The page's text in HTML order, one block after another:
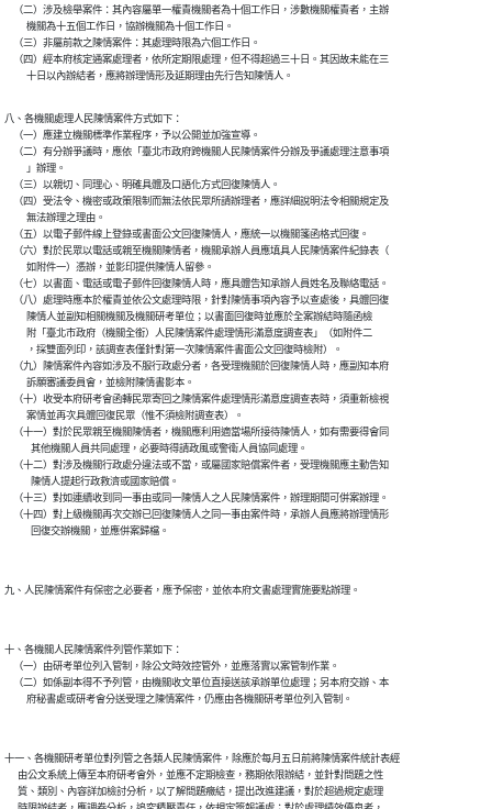
    （二）涉及檢舉案件：其內容屬單一權責機關者為十個工作日，涉數機關權責者，主辦
          機關為十五個工作日，協辦機關為十個工作日。
    （三）非屬前款之陳情案件：其處理時限為六個工作日。
    （四）經本府核定通案處理者，依所定期限處理，但不得超過三十日。其因故未能在三
八、各機關處理人民陳情案件方式如下：
    （一）應建立機關標準作業程序，予以公開並加強宣導。
    （二）有分辦爭議時，應依「臺北市政府跨機關人民陳情案件分辦及爭議處理注意事項
          」辦理。
    （三）以親切、同理心、明確具體及口語化方式回復陳情人。
    （四）受法令、機密或政策限制而無法依民眾所請辦理者，應詳細說明法令相關規定及
          無法辦理之理由。
    （五）以電子郵件線上登錄或書面公文回復陳情人，應統一以機關箋函格式回復。
    （六）對於民眾以電話或親至機關陳情者，機關承辦人員應填具人民陳情案件紀錄表（
          如附件一）憑辦，並影印提供陳情人留參。
    （七）以書面、電話或電子郵件回復陳情人時，應具體告知承辦人員姓名及聯絡電話。
    （八）處理時應本於權責並依公文處理時限，針對陳情事項內容予以查處後，具體回復
          陳情人並副知相關機關及機關研考單位；以書面回復時並應於全案辦結時隨函檢
          附「臺北市政府（機關全銜）人民陳情案件處理情形滿意度調查表」（如附件二
          ，採雙面列印，該調查表僅針對第一次陳情案件書面公文回復時檢附）。
    （九）陳情案件內容如涉及不服行政處分者，各受理機關於回復陳情人時，應副知本府
          訴願審議委員會，並檢附陳情書影本。
    （十）收受本府研考會函轉民眾寄回之陳情案件處理情形滿意度調查表時，須重新檢視
          案情並再次具體回復民眾（惟不須檢附調查表）。
    （十一）對於民眾親至機關陳情者，機關應利用適當場所接待陳情人，如有需要得會同
            其他機關人員共同處理，必要時得請政風或警衛人員協同處理。
    （十二）對涉及機關行政處分違法或不當，或屬國家賠償案件者，受理機關應主動告知
            陳情人提起行政救濟或國家賠償。
    （十三）對如連續收到同一事由或同一陳情人之人民陳情案件，辦理期間可併案辦理。
    （十四）對上級機關再次交辦已回復陳情人之同一事由案件時，承辦人員應將辦理情形
十、各機關人民陳情案件列管作業如下：
    （一）由研考單位列入管制，除公文時效控管外，並應落實以案管制作業。
    （二）如係副本得不予列管，由機關收文單位直接送該承辦單位處理；另本府交辦、本
十一、各機關研考單位對列管之各類人民陳情案件，除應於每月五日前將陳情案件統計表經
      由公文系統上傳至本府研考會外，並應不定期檢查，務期依限辦結，並針對問題之性
      質、類別、內容詳加檢討分析，以了解問題癥結，提出改進建議，對於超過規定處理